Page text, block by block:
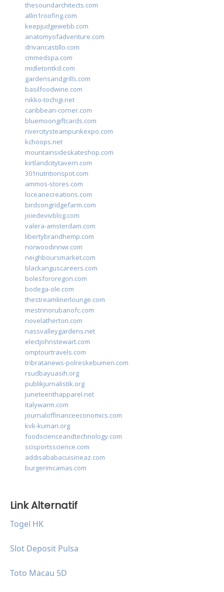
thesoundarchitects.com
allin1roofing.com
keepjudgewebb.com
anatomyofadventure.com
drivancastillo.com
cmmedspa.com
midletontkd.com
gardensandgrills.com
basilfoodwine.com
nikko-tochigi.net
caribbean-corner.com
bluemoongiftcards.com
rivercitysteampunkexpo.com
kchoops.net
mountainsideskateshop.com
kirtlandcitytavern.com
301nutritionspot.com
ammos-stores.com
loceanecreations.com
birdsongridgefarm.com
joiedevivblog.com
valera-amsterdam.com
libertybrandhemp.com
norwoodinnwi.com
neighboursmarket.com
blackanguscareers.com
bolesfororegon.com
bodega-ole.com
thestreamlinerlounge.com
mestrinorubanofc.com
novelatherton.com
nassvalleygardens.net
electjohnstewart.com
omptourtravels.com
tribratanews-polreskebumen.com
rsudbayuasih.org
publikjurnalistik.org
juneteenthapparel.net
italywarm.com
journaloffinanceeconomics.com
kvk-kumari.org
foodscienceandtechnology.com
scisportsscience.com
addisababacuisineaz.com
burgerimcamas.com
Link Alternatif
Togel HK
Slot Deposit Pulsa
Toto Macau 5D